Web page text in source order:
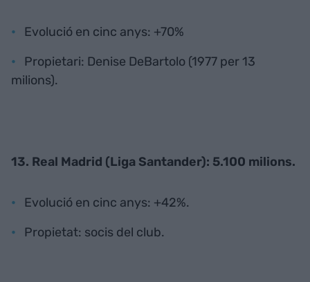
Evolució en cinc anys: +70%
Propietari: Denise DeBartolo (1977 per 13
milions).
13. Real Madrid (Liga Santander): 5.100 milions.
Evolució en cinc anys: +42%.
Propietat: socis del club.